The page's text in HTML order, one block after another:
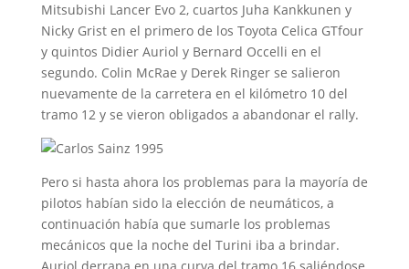
Mitsubishi Lancer Evo 2, cuartos Juha Kankkunen y
Nicky Grist en el primero de los Toyota Celica GTfour
y quintos Didier Auriol y Bernard Occelli en el
segundo. Colin McRae y Derek Ringer se salieron
nuevamente de la carretera en el kilómetro 10 del
tramo 12 y se vieron obligados a abandonar el rally.
Pero si hasta ahora los problemas para la mayoría de
pilotos habían sido la elección de neumáticos, a
continuación había que sumarle los problemas
mecánicos que la noche del Turini iba a brindar.